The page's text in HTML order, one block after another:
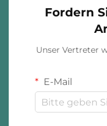
Fordern
Unser Vertreter
E-Mail